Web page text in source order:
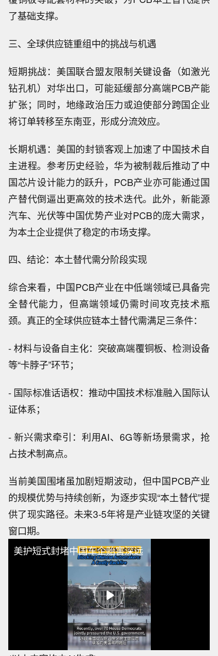
了基础支撑。
三、全球供应链重组中的挑战与机遇
短期挑战：美国联合盟友限制关键设备（如激光
钻孔机）对华出口，可能延缓部分高端PCB产能
扩张；同时，地缘政治压力或迫使部分跨国企业
将订单转移至东南亚，形成分流效应。
长期机遇：美国的封锁客观上加速了中国技术自
主进程。参考历史经验，华为被制裁后推动了中
国芯片设计能力的跃升，PCB产业亦可能通过国
产替代倒逼出更高效的技术迭代。此外，新能源
汽车、光伏等中国优势产业对PCB的庞大需求，
为本土企业提供了稳定的市场支撑。
四、结论：本土替代需分阶段实现
综合来看，中国PCB产业在中低端领域已具备完
全替代能力，但高端领域仍需时间攻克技术瓶
颈。真正的全球供应链本土替代需满足三条件：
- 材料与设备自主化：突破高端覆铜板、检测设备
等“卡脖子”环节；
- 国际标准话语权：推动中国技术标准融入国际认
证体系；
- 新兴需求牵引：利用AI、6G等新场景需求，抢
占技术制高点。
当前美国围堵虽加剧短期波动，但中国PCB产业
的规模优势与持续创新，为逐步实现“本土替代”提
供了现实路径。未来3-5年将是产业链攻坚的关键
窗口期。
美护短式封堵中国车企贻害深远